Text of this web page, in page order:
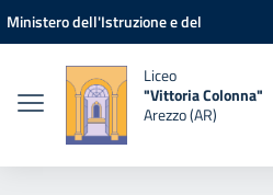
Vai ai contenuti
Vai al menu di navigazione
Vai al footer
Ministero dell'Istruzione e del
Liceo
"Vittoria Colonna"
Arezzo (AR)